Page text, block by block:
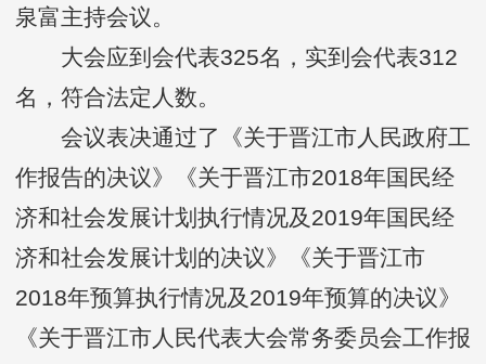
泉富主持会议。
大会应到会代表325名，实到会代表312
名，符合法定人数。
会议表决通过了《关于晋江市人民政府工
作报告的决议》《关于晋江市2018年国民经
济和社会发展计划执行情况及2019年国民经
济和社会发展计划的决议》《关于晋江市
2018年预算执行情况及2019年预算的决议》
《关于晋江市人民代表大会常务委员会工作报